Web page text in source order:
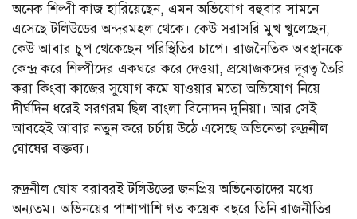
অনেক শিল্পী কাজ হারিয়েছেন, এমন অভিযোগ বহুবার সামনে
এসেছে টলিউডের অন্দরমহল থেকে। কেউ সরাসরি মুখ খুলেছেন,
কেউ আবার চুপ থেকেছেন পরিস্থিতির চাপে। রাজনৈতিক অবস্থানকে
কেন্দ্র করে শিল্পীদের একঘরে করে দেওয়া, প্রযোজকদের দূরত্ব তৈরি
করা কিংবা কাজের সুযোগ কমে যাওয়ার মতো অভিযোগ নিয়ে
দীর্ঘদিন ধরেই সরগরম ছিল বাংলা বিনোদন দুনিয়া। আর সেই
আবহেই আবার নতুন করে চর্চায় উঠে এসেছে অভিনেতা রুদ্রনীল
ঘোষের বক্তব্য।
রুদ্রনীল ঘোষ বরাবরই টলিউডের জনপ্রিয় অভিনেতাদের মধ্যে
অন্যতম। অভিনয়ের পাশাপাশি গত কয়েক বছরে তিনি রাজনীতির